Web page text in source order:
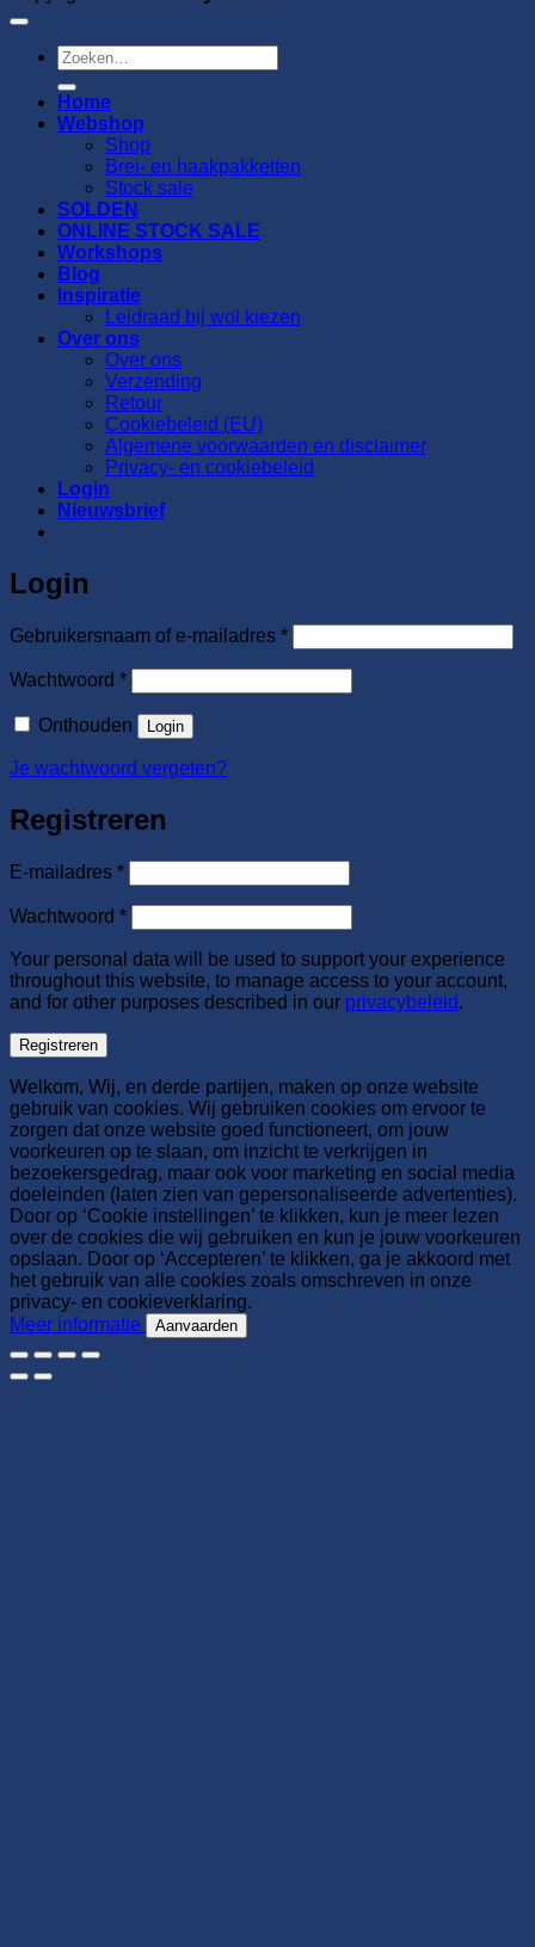
Zoeken
naar:
Home
Webshop
Shop
Brei- en haakpakketten
Stock sale
SOLDEN
ONLINE STOCK SALE
Workshops
Blog
Inspiratie
Leidraad bij wol kiezen
Over ons
Over ons
Verzending
Retour
Cookiebeleid (EU)
Algemene voorwaarden en disclaimer
Privacy- en cookiebeleid
Login
Nieuwsbrief
Login
Gebruikersnaam of e-mailadres *Vereist
Wachtwoord *Vereist
Onthouden Login
Je wachtwoord vergeten?
Registreren
E-mailadres *Vereist
Wachtwoord *Vereist
Your personal data will be used to support your experience
throughout this website, to manage access to your account,
and for other purposes described in our privacybeleid.
Registreren
Welkom, Wij, en derde partijen, maken op onze website
gebruik van cookies. Wij gebruiken cookies om ervoor te
zorgen dat onze website goed functioneert, om jouw
voorkeuren op te slaan, om inzicht te verkrijgen in
bezoekersgedrag, maar ook voor marketing en social media
doeleinden (laten zien van gepersonaliseerde advertenties).
Door op ‘Cookie instellingen’ te klikken, kun je meer lezen
over de cookies die wij gebruiken en kun je jouw voorkeuren
opslaan. Door op ‘Accepteren’ te klikken, ga je akkoord met
het gebruik van alle cookies zoals omschreven in onze
privacy- en cookieverklaring.
Meer informatie
Aanvaarden